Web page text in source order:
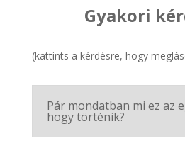
Gyakori
(kattints a kérdésre, hogy
Pár mondatban mi ez az
hogy történik?